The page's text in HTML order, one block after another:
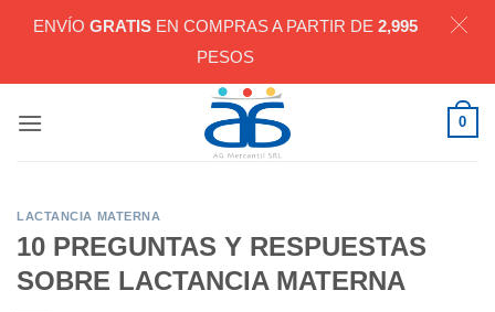
0
LACTANCIA MATERNA
10 PREGUNTAS Y RESPUESTAS
SOBRE LACTANCIA MATERNA
ENVÍO GRATIS EN COMPRAS A PARTIR DE 2,995
PESOS